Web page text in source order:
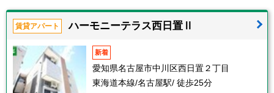
賃貸アパート ハーモニーテラス西日置Ⅱ
新着
愛知県名古屋市中川区西日置２丁目
東海道本線/名古屋駅/ 徒歩25分